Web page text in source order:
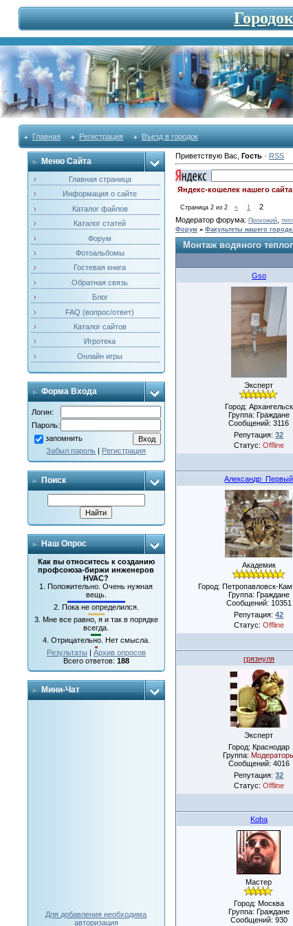
Главная Регистрация Въезд в городок
Меню Сайта
Главная страница
Информация о сайте
Каталог файлов
Каталог статей
Форум
Фотоальбомы
Гостевая книга
Обратная связь
Блог
FAQ (вопрос/ответ)
Каталог сайтов
Игротека
Онлайн игры
Форма Входа
Логин:
Пароль:
запомнить
Забыл пароль | Регистрация
Поиск
Наш Опрос
Как вы относитесь к созданию
профсоюза-биржи инженеров
HVAC?
1.Положительно. Очень нужная
вещь.
2. Пока не определился.
3. Мне все равно, я и так в порядке
всегда.
4. Отрицательно. Нет смысла.
Результаты | Архив опросов
Всего ответов: 188
Мини-Чат
Для добавления необходима
авторизация
Приветствую Вас Гость· RSS
Яндекс-кошелек нашего
Страница 2из 2 « 1
2
Модератор форума: Прохожий,
Форум » Факультеты нашего
Монтаж водяного
Gso
Эксперт
Город: Архангельск
Группа: Граждане
Сообщений:3116
Репутация:32
Статус: Offline
Александр_Первый
Академик
Город: Петропавловск-
Группа: Граждане
Сообщений: 10351
Репутация:42
Статус: Offline
грязнуля
Эксперт
Город: Краснодар
Группа:
Сообщений: 4016
Репутация:32
Статус: Offline
Koba
Мастер
Город: Москва
Группа: Граждане
Сообщений: 930